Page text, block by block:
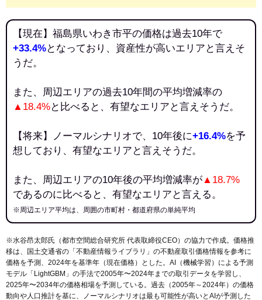
【現在】福島県いわき市平の価格は過去10年で
+33.4%となっており、資産性が高いエリアと言えそ
うだ。
また、周辺エリアの過去10年間の平均増減率の
▲18.4%と比べると、有望なエリアと言えそうだ。
【将来】ノーマルシナリオで、10年後に+16.4%を予
想しており、有望なエリアと言えそうだ。
また、周辺エリアの10年後の平均増減率が▲18.7%
であるのに比べると、有望なエリアと言える。
※周辺エリア平均は、周囲の市町村・都道府県の単純平均
※水谷昂太郎氏（都市空間総合研究所 代表取締役CEO）の協力で作成。価格推
移は、国土交通省の「 不動産情報ライブラリ 」の不動産取引価格情報を参考に
価格を予測、2024年を基準年（現在価格）とした。AI（機械学習）による予測
モデル「LightGBM」の手法で2005年〜2024年までの取引データを学習し、
2025年〜2034年の価格相場を予測している。過去（2005年～2024年）の価格
動向や人口推計を基に、ノーマルシナリオは最も可能性が高いとAIが予測した